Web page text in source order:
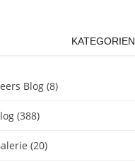
KATEGORIEN
Blog (8)
(388)
(20)